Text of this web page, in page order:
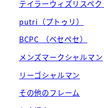
テイラーウィズリスペク
putri（プトゥリ）
BCPC （ベセペセ）
メンズマークシャルマン
リーゴシャルマン
その他のフレーム